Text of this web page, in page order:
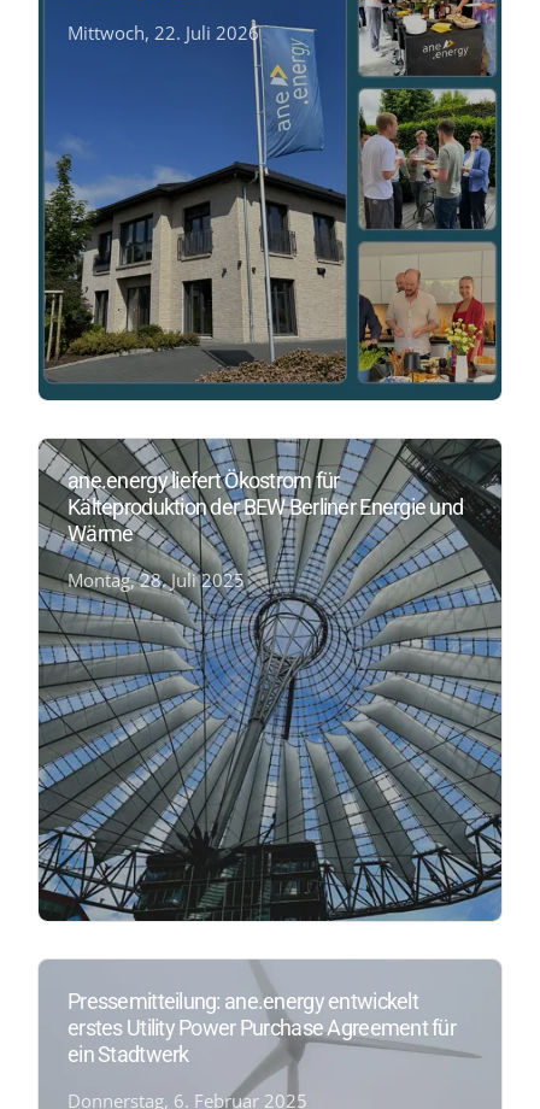
Mittwoch, 22. Juli 2026
ane.energy liefert Ökostrom für
Kälteproduktion der BEW Berliner Energie und
Wärme
Montag, 28. Juli 2025
Pressemitteilung: ane.energy entwickelt
erstes Utility Power Purchase Agreement für
ein Stadtwerk
Donnerstag, 6. Februar 2025